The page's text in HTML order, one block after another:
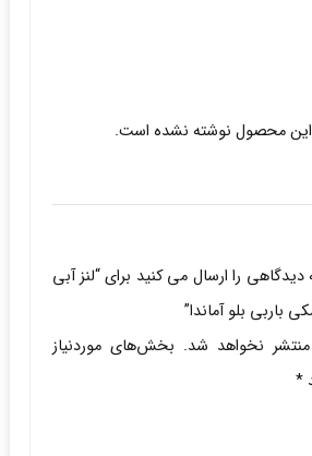
محصول نوشته نشده است.
دیدگاهی را ارسال می کنید برای “لنز آبی
باربی بلو آماندا”
نخواهد شد. بخش‌های موردنیاز
*